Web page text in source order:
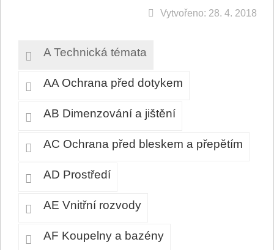
Vytvořeno: 28. 4. 2018
A Technická témata
AA Ochrana před dotykem
AB Dimenzování a jištění
AC Ochrana před bleskem a přepětím
AD Prostředí
AE Vnitřní rozvody
AF Koupelny a bazény